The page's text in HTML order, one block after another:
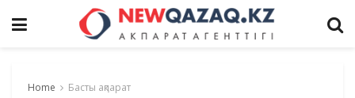
Home Басты ақпарат